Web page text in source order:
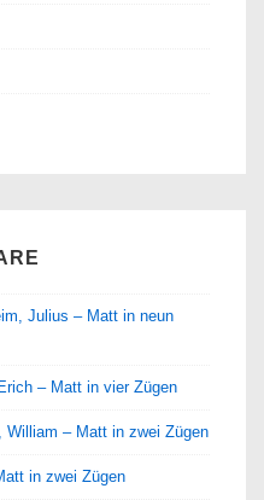
Julius – Matt in neun
– Matt in vier Zügen
William – Matt in zwei Zügen
in zwei Zügen